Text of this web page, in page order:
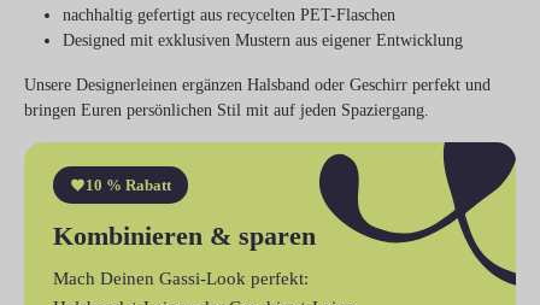
nachhaltig gefertigt aus recycelten PET-Flaschen
Designed mit exklusiven Mustern aus eigener Entwicklung
Unsere Designerleinen ergänzen Halsband oder Geschirr perfekt und
bringen Euren persönlichen Stil mit auf jeden Spaziergang.
10 % Rabatt
Kombinieren & sparen
Mach Deinen Gassi-Look perfekt: